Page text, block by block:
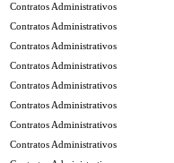
Contratos Administrativos
Contratos Administrativos
Contratos Administrativos
Contratos Administrativos
Contratos Administrativos
Contratos Administrativos
Contratos Administrativos
Contratos Administrativos